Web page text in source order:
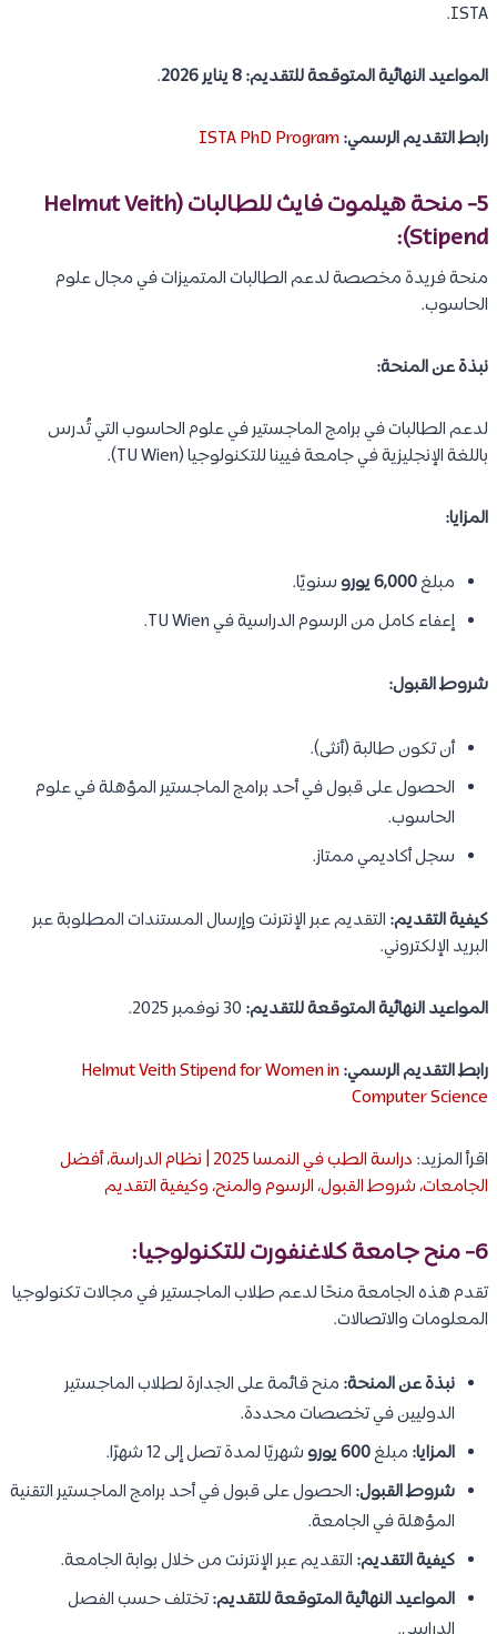
ISTA.
المواعيد النهائية المتوقعة للتقديم:8 يناير 2026 .
رابط التقديم الرسمي:ISTA PhD Program
5- منحة هيلموت فايث للطالبات (Helmut Veith
Stipend):
منحة فريدة مخصصة لدعم الطالبات المتميزات في مجال علوم
الحاسوب.
نبذة عن المنحة:
لدعم الطالبات في برامج الماجستير في علوم الحاسوب التي تُدرس
باللغة الإنجليزية في جامعة فيينا للتكنولوجيا (TU Wien).
المزايا:
مبلغ6,000 يورو
سنويًا.
إعفاء كامل من الرسوم الدراسية في TU Wien.
شروط القبول:
أن تكون طالبة (أنثى).
الحصول على قبول في أحد برامج الماجستير المؤهلة في علوم
الحاسوب.
سجل أكاديمي ممتاز.
كيفية التقديم: التقديم عبر الإنترنت وإرسال المستندات المطلوبة عبر
البريد الإلكتروني.
المواعيد النهائية المتوقعة للتقديم:
رابط التقديم الرسمي:Helmut Veith Stipend for Women in
Computer Science
اقرأ المزيد:
دراسة الطب في النمسا 2025 | نظام الدراسة، أفضل
الجامعات، شروط القبول، الرسوم والمنح، وكيفية التقديم
6- منح جامعة كلاغنفورت للتكنولوجيا:
تقدم هذه الجامعة منحًا لدعم طلاب الماجستير في مجالات تكنولوجيا
المعلومات والاتصالات.
نبذة عن المنحة: منح قائمة على الجدارة لطلاب الماجستير
الدوليين في تخصصات محددة.
المزايا: مبلغ600 يورو
شهريًا لمدة تصل إلى 12 شهرًا.
شروط القبول: الحصول على قبول في أحد برامج الماجستير التقنية
المؤهلة في الجامعة.
كيفية التقديم: التقديم عبر الإنترنت من خلال بوابة الجامعة.
المواعيد النهائية المتوقعة للتقديم:تختلف حسب الفصل